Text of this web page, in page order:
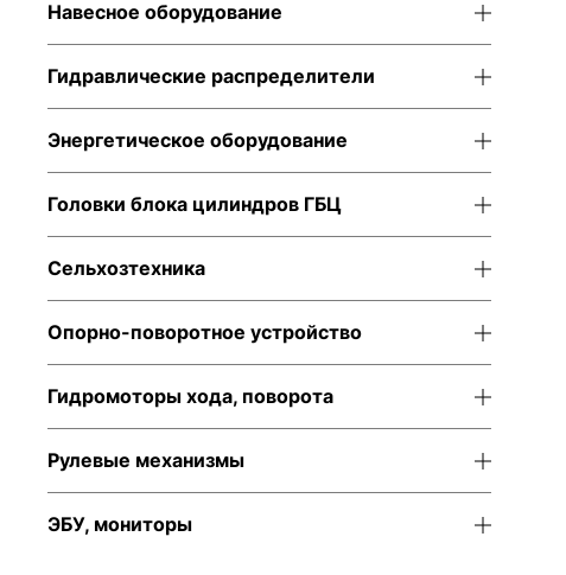
Навесное оборудование
Гидравлические распределители
Энергетическое оборудование
Головки блока цилиндров ГБЦ
Сельхозтехника
Опорно-поворотное устройство
Гидромоторы хода, поворота
Рулевые механизмы
ЭБУ, мониторы